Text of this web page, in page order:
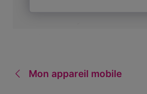
Mon appareil mobile